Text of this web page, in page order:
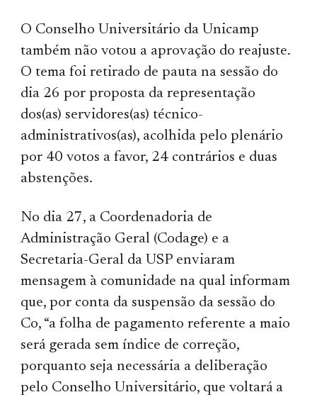
O Conselho Universitário da Unicamp
também não votou a aprovação do reajuste.
O tema foi retirado de pauta na sessão do
dia 26 por proposta da representação
dos(as) servidores(as) técnico-
administrativos(as), acolhida pelo plenário
por 40 votos a favor, 24 contrários e duas
abstenções.
No dia 27, a Coordenadoria de
Administração Geral (Codage) e a
Secretaria-Geral da USP enviaram
mensagem à comunidade na qual informam
que, por conta da suspensão da sessão do
Co, “a folha de pagamento referente a maio
será gerada sem índice de correção,
porquanto seja necessária a deliberação
pelo Conselho Universitário, que voltará a